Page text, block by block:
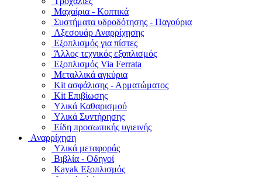
Μαχαίρια - Κοπτικά
Συστήματα υδροδότησης - Παγούρια
Αξεσουάρ Αναρρίχησης
Εξοπλισμός για πίστες
Άλλος τεχνικός εξοπλισμός
Εξοπλισμός Via Ferrata
Μεταλλικά αγκύρια
Kit ασφάλισης - Αρματώματος
Kit Επιβίωσης
Υλικά Καθαρισμού
Υλικά Συντήρησης
Είδη προσωπικής υγιεινής
Αναρρίχηση
Υλικά μεταφοράς
Βιβλία - Οδηγοί
Kayak Εξοπλισμός